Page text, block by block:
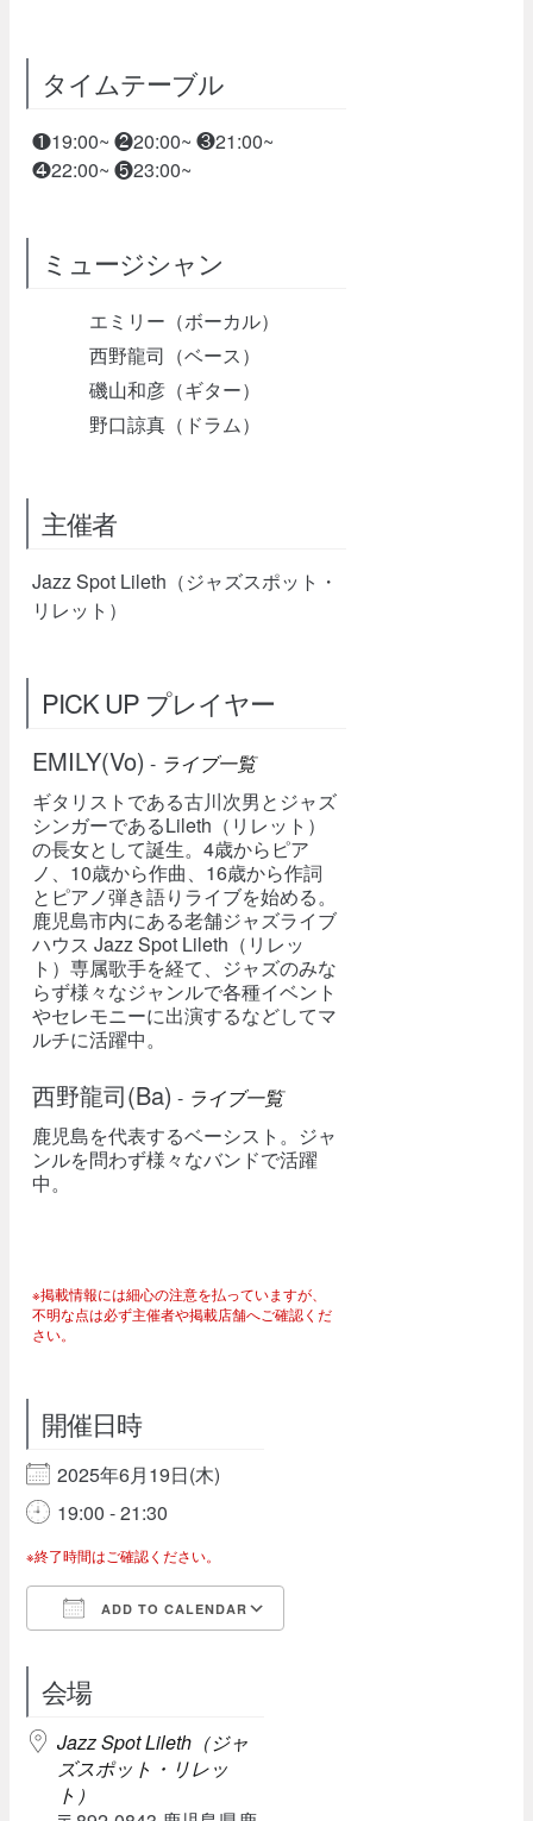
タイムテーブル
❶19:00~ ❷20:00~ ❸21:00~
❹22:00~ ❺23:00~
ミュージシャン
エミリー（ボーカル）
西野龍司（ベース）
磯山和彦（ギター）
野口諒真（ドラム）
主催者
Jazz Spot Lileth（ジャズスポット・
リレット）
PICK UP プレイヤー
EMILY(Vo) - ライブ一覧
ギタリストである古川次男とジャズ
シンガーであるLileth（リレット）
の長女として誕生。4歳からピア
ノ、10歳から作曲、16歳から作詞
とピアノ弾き語りライブを始める。
鹿児島市内にある老舗ジャズライブ
ハウス Jazz Spot Lileth（リレッ
ト）専属歌手を経て、ジャズのみな
らず様々なジャンルで各種イベント
やセレモニーに出演するなどしてマ
ルチに活躍中。
西野龍司(Ba) - ライブ一覧
鹿児島を代表するベーシスト。ジャ
ンルを問わず様々なバンドで活躍
中。
※掲載情報には細心の注意を払っていますが、
不明な点は必ず主催者や掲載店舗へご確認くだ
さい。
開催日時
2025年6月19日(木)
19:00 - 21:30
※終了時間はご確認ください。
ADD TO CALENDAR
会場
Jazz Spot Lileth（ジャ
ズスポット・リレッ
ト）